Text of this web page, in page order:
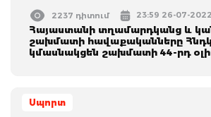
2237 դիտում 23:59 26-07-2022
Հայաստանի տղամարդկանց և
շախմատի հավաքականները
կմասնակցեն շախմատի 44-րդ
Սպորտ